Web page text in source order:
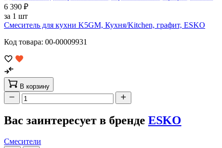
6 390 ₽
за 1 шт
Смеситель для кухни K5GM, Кухня/Kitchen, графит, ESKO
Код товара: 00-00009931
В корзину
Вас заинтересует в бренде ESKO
Смесители